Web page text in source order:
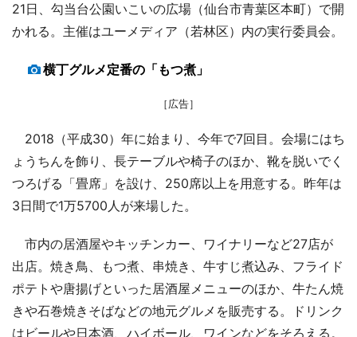
21日、勾当台公園いこいの広場（仙台市青葉区本町）で開
かれる。主催はユーメディア（若林区）内の実行委員会。
横丁グルメ定番の「もつ煮」
［広告］
2018（平成30）年に始まり、今年で7回目。会場にはち
ょうちんを飾り、長テーブルや椅子のほか、靴を脱いでく
つろげる「畳席」を設け、250席以上を用意する。昨年は
3日間で1万5700人が来場した。
市内の居酒屋やキッチンカー、ワイナリーなど27店が
出店。焼き鳥、もつ煮、串焼き、牛すじ煮込み、フライド
ポテトや唐揚げといった居酒屋メニューのほか、牛たん焼
きや石巻焼きそばなどの地元グルメを販売する。ドリンク
はビールや日本酒、ハイボール、ワインなどをそろえる。